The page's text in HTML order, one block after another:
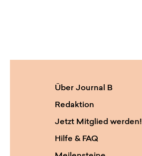
Über Journal B
Redaktion
Jetzt Mitglied werden!
Hilfe & FAQ